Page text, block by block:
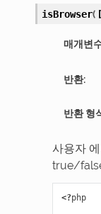
isBrowser( [
매개변
반환:
반환 형
사용자
true/
<?php